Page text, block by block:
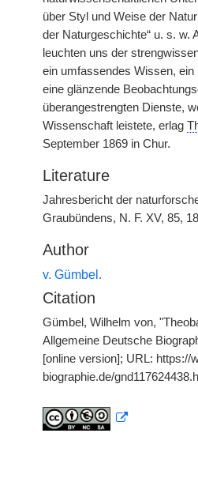
über Styl und Weise der
der Naturgeschichte“ u. s. w.
leuchten uns der
ein umfassendes Wissen, ein
eine glänzende
überangestrengten Dienste,
Wissenschaft leistete, erlag
September 1869 in Chur.
Literature
Jahresbericht der
Graubündens, N. F. XV, 85,
Author
v. Gümbel.
Citation
Gümbel, Wilhelm von,
Allgemeine Deutsche
[online version]; URL: https://
biographie.de/